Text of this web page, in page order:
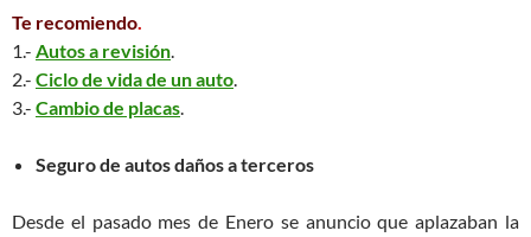
Te recomiendo.
1.- Autos a revisión.
2.- Ciclo de vida de un auto.
3.- Cambio de placas.
Seguro de autos daños a terceros
Desde el pasado mes de Enero se anuncio que aplazaban la